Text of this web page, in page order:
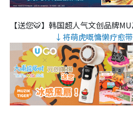
【送您🐯】韩国超人气文创品牌
↓将萌虎嘅慵懒疗愈